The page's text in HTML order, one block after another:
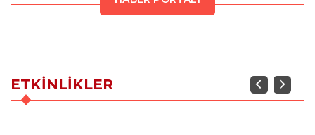
ETKINLIKLER Previous
Next